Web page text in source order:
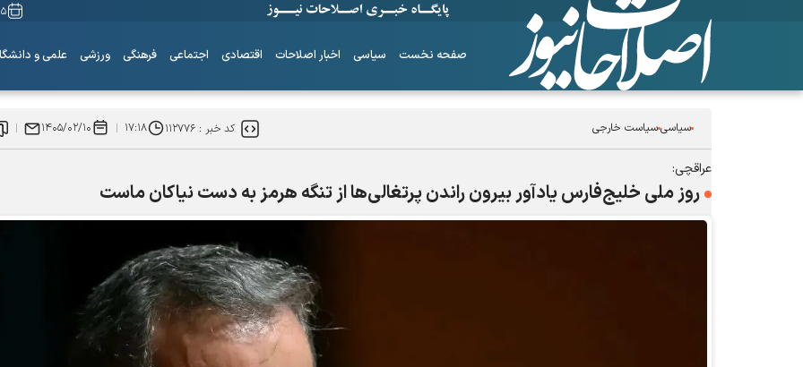
۱۵
صفحه نخست سیاسی اخبار اصلاحات اقتصادی اجتماعی فرهنگی ورزشی علمی و
سیاسیسیاست خارجی کد خبر :۱۱۲۷۷۶ ۱۷:۱۸ ۱۴۰۵/۰۲/۱۰
عراقچی:
روز ملی خلیج‌فارس یادآور بیرون راندن پرتغالی‌ها از تنگه هرمز به دست نیاکان ماست
ساز‌های همیشه ناکوک!